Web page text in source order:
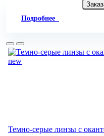
Подробнее
new
Темно-серые линзы с